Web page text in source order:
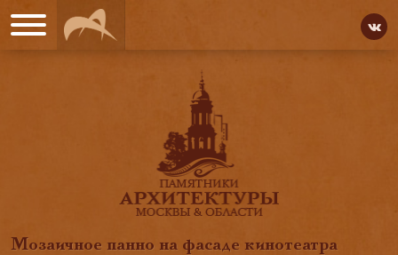
Мозаичное панно на фасаде кинотеатра